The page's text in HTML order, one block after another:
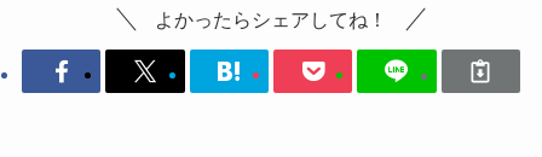
よかったらシェアしてね！